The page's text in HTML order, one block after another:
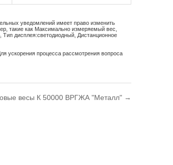
уведомлений имеет право изменить
такие как Максимально измеряемый вес,
Тип дисплея:светодиодный Дистанционное
ускорения процесса рассмотрения вопроса
весы К 50000 ВРГЖА "Металл" →